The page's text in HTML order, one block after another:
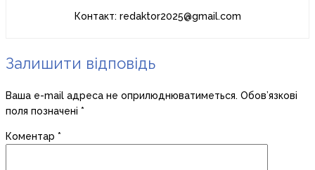
Контакт: redaktor2025@gmail.com
Залишити відповідь
Ваша e-mail адреса не оприлюднюватиметься. Обов’язкові
поля позначені *
Коментар *